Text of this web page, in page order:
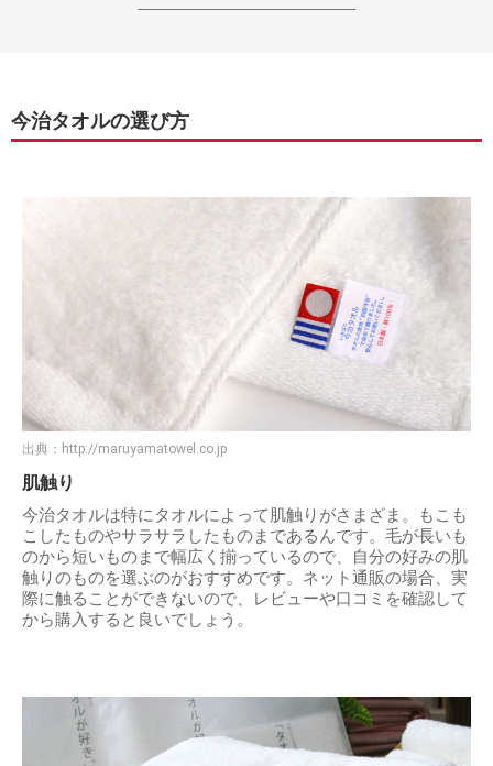
------------------------------------------------------------------
今治タオルの選び方
出典： http://maruyamatowel.co.jp
肌触り
今治タオルは特にタオルによって肌触りがさまざま。もこも
こしたものやサラサラしたものまであるんです。毛が長いも
のから短いものまで幅広く揃っているので、自分の好みの肌
触りのものを選ぶのがおすすめです。ネット通販の場合、実
際に触ることができないので、レビューや口コミを確認して
から購入すると良いでしょう。